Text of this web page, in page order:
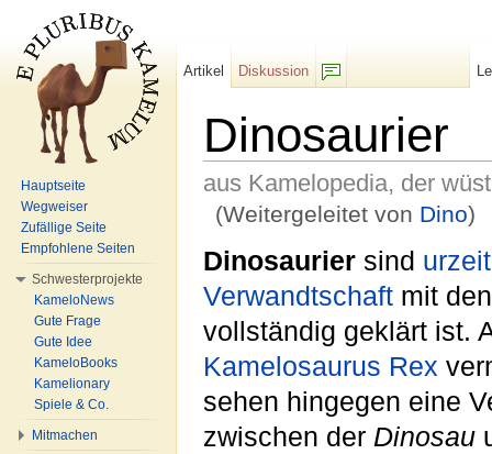
Dinosaurier
aus Kamelopedia, der
(Weitergeleitet von Dino)
Dinosaurier sind
Verwandtschaft mit
vollständig geklärt ist.
Kamelosaurus Rex
sehen hingegen eine
zwischen der Dinosau
Artikel
Diskussion
Hauptseite
Wegweiser
Zufällige Seite
Empfohlene Seiten
Schwesterprojekte
KameloNews
Gute Frage
Gute Idee
KameloBooks
Kamelionary
Spiele & Co.
Mitmachen